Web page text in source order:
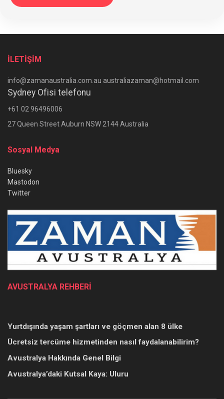
İLETİŞİM
info@zamanaustralia.com.au australiazaman@hotmail.com
Sydney Ofisi telefonu
+61 02 96496006
27 Queen Street Auburn NSW 2144 Australia
Sosyal Medya
Bluesky
Mastodon
Twitter
AVUSTRALYA REHBERİ
Yurtdışında yaşam şartları ve göçmen alan 8 ülke
Ücretsiz tercüme hizmetinden nasıl faydalanabilirim?
Avustralya Hakkında Genel Bilgi
Avustralya’daki Kutsal Kaya: Uluru